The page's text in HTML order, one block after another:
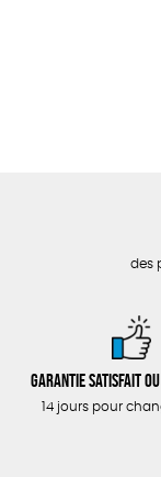
des
Garantie satisfait
14 jours pour